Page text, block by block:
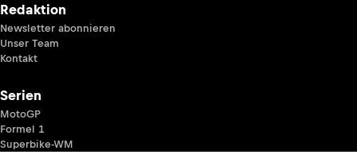
Redaktion
Newsletter abonnieren
Unser Team
Kontakt
Serien
MotoGP
Formel 1
Superbike-WM